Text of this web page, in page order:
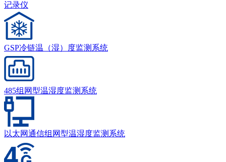
记录仪
GSP冷链温（湿）度监测系统
485组网型温湿度监测系统
以太网通信组网型温湿度监测系统